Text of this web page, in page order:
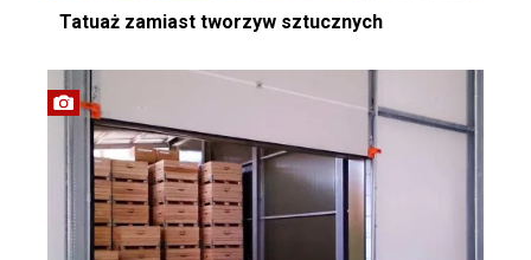
Tatuaż zamiast tworzyw sztucznych